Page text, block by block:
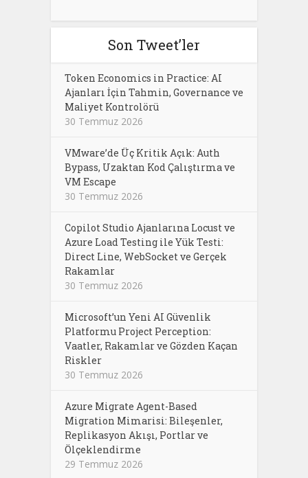
Son Tweet’ler
Token Economics in Practice: AI
Ajanları İçin Tahmin, Governance ve
Maliyet Kontrolörü
30 Temmuz 2026
VMware’de Üç Kritik Açık: Auth
Bypass, Uzaktan Kod Çalıştırma ve
VM Escape
30 Temmuz 2026
Copilot Studio Ajanlarına Locust ve
Azure Load Testing ile Yük Testi:
Direct Line, WebSocket ve Gerçek
Rakamlar
30 Temmuz 2026
Microsoft’un Yeni AI Güvenlik
Platformu Project Perception:
Vaatler, Rakamlar ve Gözden Kaçan
Riskler
30 Temmuz 2026
Azure Migrate Agent-Based
Migration Mimarisi: Bileşenler,
Replikasyon Akışı, Portlar ve
Ölçeklendirme
29 Temmuz 2026